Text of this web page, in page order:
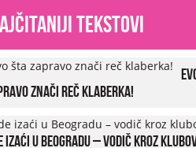
tekstovi
znači reč klaberka!
izaći u Beogradu – vodič kroz